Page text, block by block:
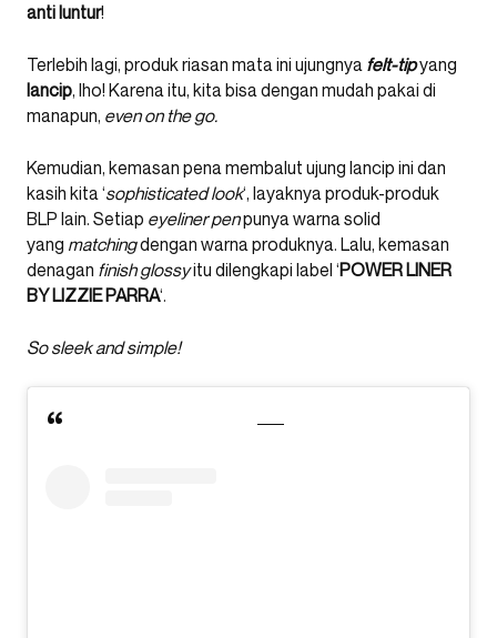
anti luntur!
Terlebih lagi, produk riasan mata ini ujungnya felt-tipyang
lancip, lho! Karena itu, kita bisa dengan mudah pakai di
manapun, even on the go.
Kemudian, kemasan pena membalut ujung lancip ini dan
kasih kita ‘sophisticated look‘, layaknya produk-produk
BLP lain. Setiap eyelinerpenpunya warna solid
yang matchingdengan warna produknya. Lalu, kemasan
denagan finish glossyitu dilengkapi label ‘POWER LINER
BY LIZZIE PARRA‘.
So sleek and simple!